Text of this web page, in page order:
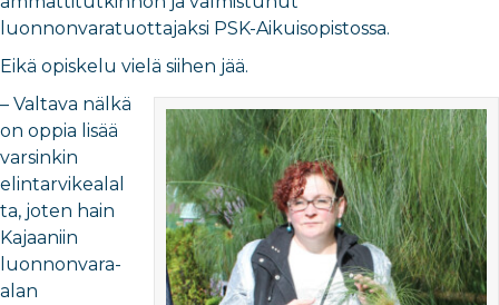
luonnonvaratuottajaksi PSK-Aikuisopistossa.
Eikä opiskelu vielä siihen jää.
– Valtava nälkä
on oppia lisää
varsinkin
elintarvikealal
ta, joten hain
Kajaaniin
luonnonvara-
alan